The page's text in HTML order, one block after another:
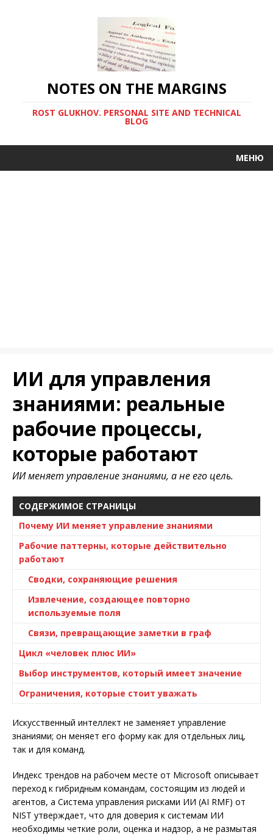
NOTES ON THE MARGINS
ROST GLUKHOV. PERSONAL SITE AND TECHNICAL
BLOG
МЕНЮ
ИИ для управления
знаниями: реальные
рабочие процессы,
которые работают
ИИ меняет управление знаниями, а не его цель.
СОДЕРЖИМОЕ СТРАНИЦЫ
Почему ИИ меняет управление знаниями
Рабочие паттерны, которые действительно
работают
Сводки, сохраняющие решения
Извлечение, создающее повторно
используемые поля
Связи, превращающие заметки в граф
Цикл «человек плюс ИИ»
Выбор инструментов, который имеет значение
Ограничения, которые стоит уважать
Искусственный интеллект не заменяет управление
знаниями; он меняет его форму как для отдельных лиц,
так и для команд.
Индекс трендов на рабочем месте от Microsoft описывает
переход к гибридным командам, состоящим из людей и
агентов, а Система управления рисками ИИ (AI RMF) от
NIST утверждает, что для доверия к системам ИИ
необходимы четкие роли, оценка и надзор, а не размытая